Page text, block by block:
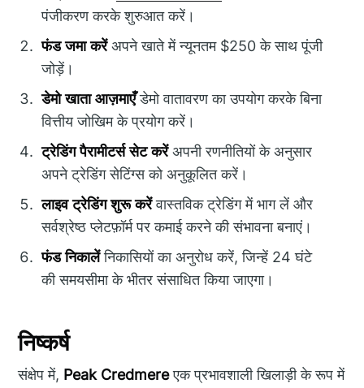
पंजीकरण करके शुरुआत करें।
फंड जमा करेंअपने खाते में न्यूनतम $250 के साथ पूंजी
जोड़ें।
डेमो खाता आज़माएँडेमो वातावरण का उपयोग करके बिना
वित्तीय जोखिम के प्रयोग करें।
ट्रेडिंग पैरामीटर्स सेट करेंअपनी रणनीतियों के अनुसार
अपने ट्रेडिंग सेटिंग्स को अनुकूलित करें।
लाइव ट्रेडिंग शुरू करेंवास्तविक ट्रेडिंग में भाग लें और
सर्वश्रेष्ठ प्लेटफ़ॉर्म पर कमाई करने की संभावना बनाएं।
फंड निकालेंनिकासियों का अनुरोध करें, जिन्हें 24 घंटे
की समयसीमा के भीतर संसाधित किया जाएगा।
निष्कर्ष
संक्षेप में, Peak Credmereएक प्रभावशाली खिलाड़ी के रूप में